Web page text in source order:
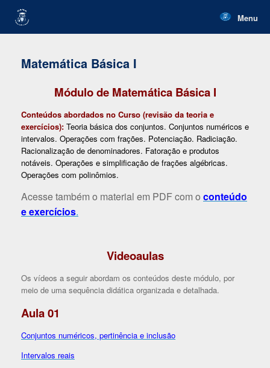
content
Menu
Matemática Básica I
Módulo de Matemática Básica I
Conteúdos abordados no Curso (revisão da teoria e
exercícios): Teoria básica dos conjuntos. Conjuntos numéricos e
intervalos. Operações com frações. Potenciação. Radiciação.
Racionalização de denominadores. Fatoração e produtos
notáveis. Operações e simplificação de frações algébricas.
Operações com polinômios.
Acesse também o material em PDF com o conteúdo
e exercícios.
Videoaulas
Os vídeos a seguir abordam os conteúdos deste módulo, por
meio de uma sequência didática organizada e detalhada.
Aula 01
Conjuntos numéricos, pertinência e inclusão
Intervalos reais